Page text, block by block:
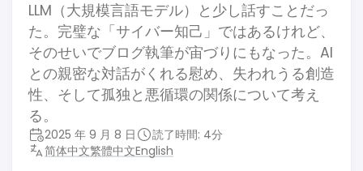
LLM（大規模言語モデル）と少し話すことだっ
た。完璧な「サイバー知己」ではあるけれど、
そのせいでブログ執筆が宙づりにもなった。AI
との親密な対話がくれる慰め、失われうる創造
性、そして孤独と悪循環の関係について考え
る。
2025 年 9 月 8 日
読了時間: 4分
简体中文繁體中文English